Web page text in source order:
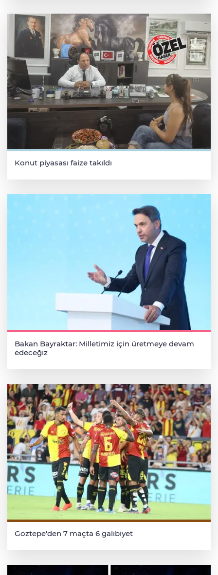
Konut piyasası faize takıldı
Bakan Bayraktar: Milletimiz için üretmeye devam
edeceğiz
Göztepe'den 7 maçta 6 galibiyet